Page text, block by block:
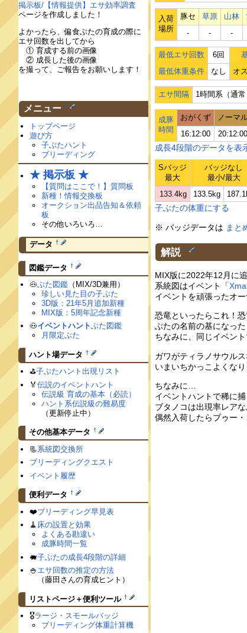
入荷
場所
豚セ 草原 山林
‐
‐ ‐
最低エサ回数 6回
最低体重条件
なし オ
エサ間隔 1時間系（通常
成豚
時間
おがくず ノーマ
16:12:00
20:12:00
成長4段階のデータを表
Sバッジ
最大
バッジなし
最小/最大
133.4kg
133.5kg
子ぶたの体重にする
※ バッジデータは まと
解説 †
MIX版に2022年12月に
系統図はイベント「
イベントを頑張ったオ
恐竜といったらこれ！
ぶたの名前の基になっ
ちなみに、同じイベン
ガワがティラノサウル
いまいちかっこよくなり
ちなみに…
イベントハントで稀に
ブタノコは出現率レア
偶然入荷したらブゥー
掲示板/【情報提供】エサ効率調査
ページを作成しました！
よかったら、偏食ぶたの育成の際に
エサ回数を出してから
① 育成する前の画像
② 成長した後の画像
を撮って、ご報告をお願いします！
メニュー †
トップページ
遊び方
子ぶたハント
ブリーディング
★ 掲示板 ★
【質問はここで！】質問板
新種！情報交換板
オークション出品告知＆依頼
板
その他いろいろ…
データ †
図鑑データ †
🐽ぶた図鑑 （MIX/3D兼用）
珍しい見た目の子ぶた
3D版：21年5月追加新種
MIX版：5周年記念新種
🐽イベントハントぶた図鑑
月限定ぶた
ハント場データ †
⛳️子ぶたハント出現リスト
🏅伝説のイベントハント
伝説級 育成の基本（必読）
ハント系伝説級の難易度
（更新停止中）
その他基本データ †
📃系統図交換所
ブリーディングクエスト
イベント履歴
便利データ †
❤️ブリーディング早見表
🧹 床の設置と効果
よくある勘違い
成豚時間一覧
🐖子ぶたの成長4段階の詳細
🍚 エサ回数の推定の方法
（藤田さんの育成ヒント）
リストページ＋便利ツール †
🎖ラージ・スモールバッジ
ブリーディング体重計算機